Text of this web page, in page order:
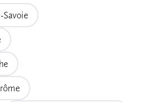
pour la saison.